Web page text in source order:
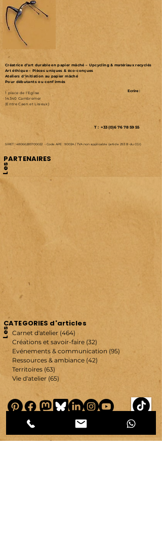
Créatrice d’art durable en papier mâché – Upcycling & matériaux recyclés
Art éthique – Pièces uniques & éco-conçues
Ateliers d'initiation au papier mâché
Pour débutants ou confirmés
1 place de l'Eglise
14340 Cambremer
(Entre Caen et Lisieux)
Ecrire :
SIRET :48066285700022 - Code APE : 9003A / TVA non applicable (article 293 B du CGI)
T : +33 (0)6 76 78 59 55
Les
PARTENAIRES
Carnet d'atelier (464)
Créations et savoir-faire (32)
Evénements & communication (95)
Ressources & ambiance (42)
Territoires (63)
Vie d'atelier (65)
Les
CATEGORIES d'articles